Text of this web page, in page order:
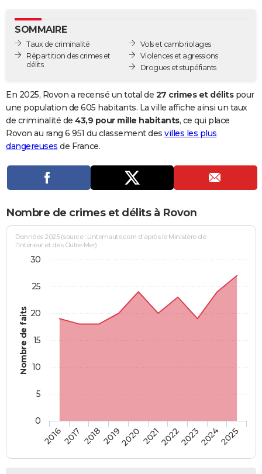
GUIDES D'ACHAT
BONS PLANS
Carte de Noël
Carte Bonne année
Carte Saint-Valentin
Carte Pâques
Carte d'anniversaire
DICTIONNAIRE
Dictionnaire
Biographies
Citations
Expressions
Proverbes
PROGRAMME TV
Se connecter
Entreprises
Service militaire
Avis de recherche
AVIS DE DÉCÈS
Bricolage
Lifestyle
Culture
Sport
Auto
Television
Voyage
Cinema
SOMMAIRE
Taux de criminalité
Répartition des crimes et
délits
Vols et cambriolages
Violences et agressions
Drogues et stupéfiants
En 2025, Rovon a recensé un total de 27 crimes et délitspour
une population de 605 habitants. La ville affiche ainsi un taux
de criminalité de 43,9 pour mille habitants, ce qui place
Rovon au rang 6 951 du classement des villes les plus
dangereuses de France.
Nombre de crimes et délits à Rovon
Nombre de faits
Données 2025 (source : Linternaute.com d'après le Ministère de
l'Intérieur et des Outre-Mer)
20162017 20182019202020212022202320242025
0
5
10
15
20
25
30